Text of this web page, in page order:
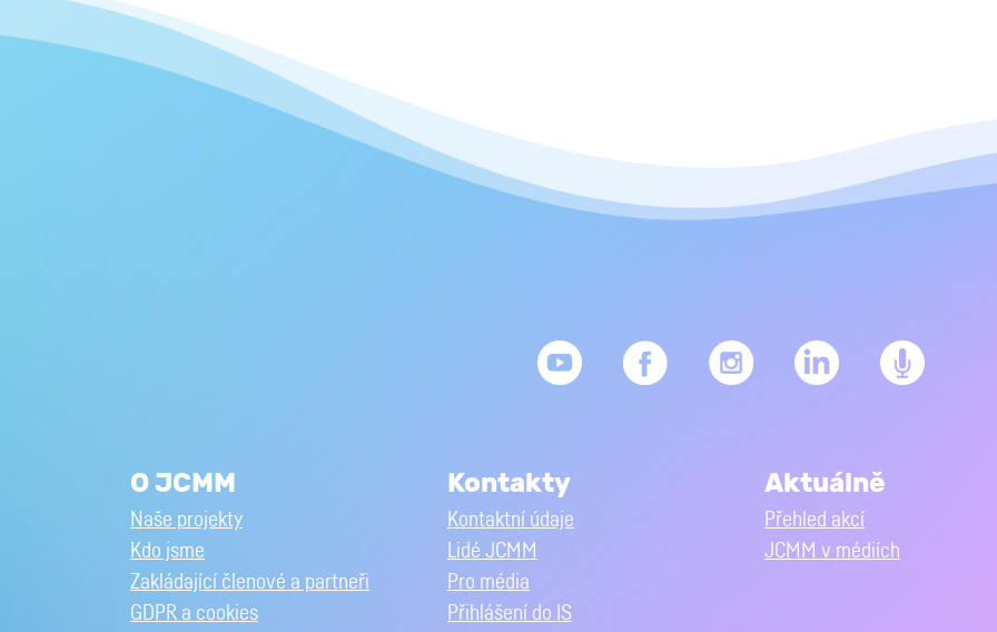
O JCMM
Naše projekty
Kdo jsme
Zakládající členové a partneři
GDPR a cookies
Kontakty
Kontaktní údaje
Lidé JCMM
Pro média
Přihlášení do IS
Aktuálně
Přehled akcí
JCMM v médiích